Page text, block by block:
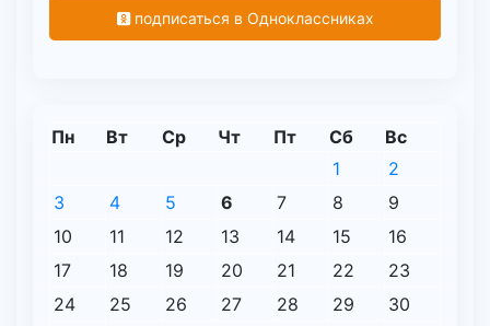
подписаться в Одноклассниках
Пн Вт Ср Чт Пт Сб Вс
1
2
3
4 5 6 7 8
9
10
11 12 13 14 15
16
17
18 19 20 21 22
23
24
25 26 27 28 29
30